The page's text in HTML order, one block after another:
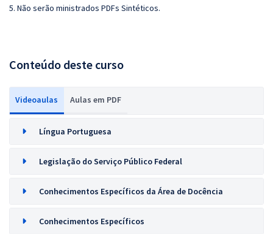
5. Não serão ministrados PDFs Sintéticos.
Conteúdo deste curso
Videoaulas Aulas em PDF
Língua Portuguesa
Legislação do Serviço Público Federal
Conhecimentos Específicos da Área de Docência
Conhecimentos Específicos